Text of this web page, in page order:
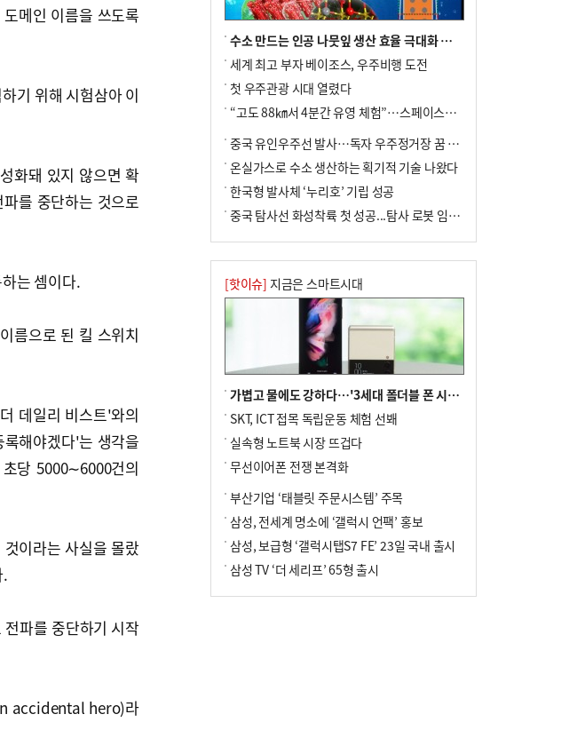
메인 이름을 쓰도록
기 위해 시험삼아 이
화돼 있지 않으면 확
를 중단하는 것으로
는 셈이다.
름으로 된 킬 스위치
데일리 비스트'와의
해야겠다'는 생각을
당 5000∼6000건의
이라는 사실을 몰랐
.
파를 중단하기 시작
accidental hero)라
수소 만드는 인공 나뭇잎 생산 효율 극대화 기술 개발
세계 최고 부자 베이조스, 우주비행 도전
첫 우주관광 시대 열렸다
“고도 88㎞서 4분간 유영 체험”…스페이스X(일론 머스크 설립 기업) 9월 궤도비행 도전
중국 유인우주선 발사…독자 우주정거장 꿈 성큼
온실가스로 수소 생산하는 획기적 기술 나왔다
한국형 발사체 ‘누리호’ 기립 성공
중국 탐사선 화성착륙 첫 성공...탐사 로봇 임무 착수
[핫이슈] 지금은 스마트시대
가볍고 물에도 강하다…'3세대 폴더블 폰 시대' 활짝
SKT, ICT 접목 독립운동 체험 선봬
실속형 노트북 시장 뜨겁다
무선이어폰 전쟁 본격화
부산기업 ‘태블릿 주문시스템’ 주목
삼성, 전세계 명소에 ‘갤럭시 언팩’ 홍보
삼성, 보급형 ‘갤럭시탭S7 FE’ 23일 국내 출시
삼성 TV ‘더 세리프’ 65형 출시